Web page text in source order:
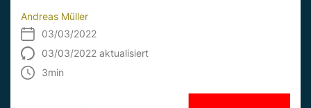
Andreas Müller
03/03/2022
03/03/2022 aktualisiert
3min